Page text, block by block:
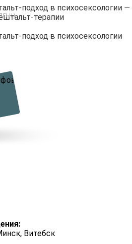
подход в психосексологии
терапии
подход в психосексологии
Витебск